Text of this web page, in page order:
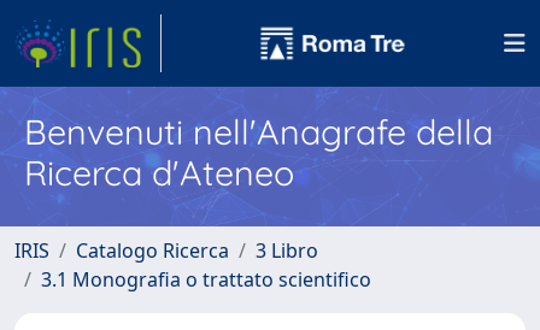
Benvenuti nell'Anagrafe della
Ricerca d'Ateneo
IRIS Catalogo Ricerca
3 Libro
3.1 Monografia o trattato scientifico